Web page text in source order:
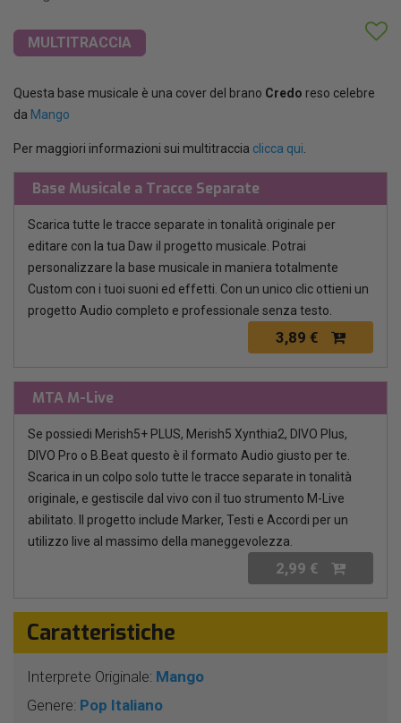
MULTITRACCIA
Questa base musicale è una cover del brano Credo reso celebre
da Mango
Per maggiori informazioni sui multitraccia clicca qui
Base Musicale a Tracce Separate
Scarica tutte le tracce separate in tonalità originale per
editare con la tua Daw il progetto musicale. Potrai
personalizzare la base musicale in maniera totalmente
Custom con i tuoi suoni ed effetti. Con un unico clic ottieni un
progetto Audio completo e professionale senza testo.
3,89 €
MTA M-Live
Se possiedi Merish5+ PLUS, Merish5 Xynthia2, DIVO Plus,
DIVO Pro o B.Beat questo è il formato Audio giusto per te.
Scarica in un colpo solo tutte le tracce separate in tonalità
originale, e gestiscile dal vivo con il tuo strumento M-Live
abilitato. Il progetto include Marker, Testi e Accordi per un
utilizzo live al massimo della maneggevolezza.
2,99 €
Caratteristiche
Interprete Originale: Mango
Genere: Pop Italiano